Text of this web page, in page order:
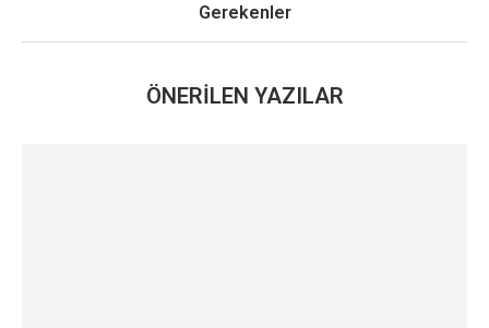
Gerekenler
ÖNERILEN YAZILAR